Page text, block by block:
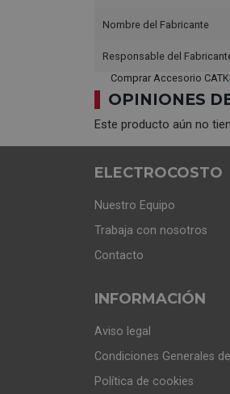
Nombre del Fabricante
Responsable del
Comprar Accesorio
OPINIONES
Este producto aún no
ELECTROCOSTO
Nuestro Equipo
Trabaja con nosotros
Contacto
INFORMACIÓN
Aviso legal
Condiciones Generales
Política de cookies